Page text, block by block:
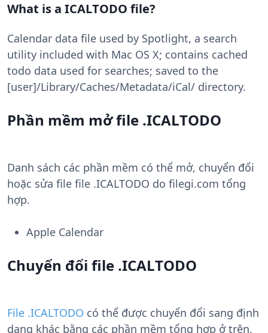
What is a ICALTODO file?
Calendar data file used by Spotlight, a search
utility included with Mac OS X; contains cached
todo data used for searches; saved to the
[user]/Library/Caches/Metadata/iCal/ directory.
Phần mềm mở file .ICALTODO
Danh sách các phần mềm có thể mở, chuyển đổi
hoặc sửa file file .ICALTODO do filegi.com tổng
hợp.
Apple Calendar
Chuyển đổi file .ICALTODO
File .ICALTODO có thể được chuyển đổi sang định
dạng khác bằng các phần mềm tổng hợp ở trên.